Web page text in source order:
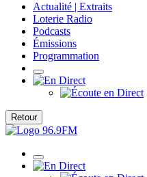
Actualité | Extraits
Loterie Radio
Podcasts
Émissions
Programmation
Retour